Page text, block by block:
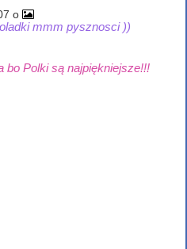
o
mmm pysznosci ))
bo Polki są najpiękniejsze!!!